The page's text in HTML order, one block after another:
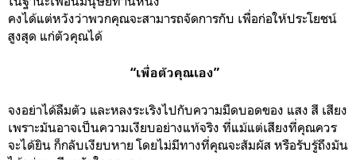
คงได้แต่หวังว่าพวกคุณจะสามารถจัดการกับ เพื่อก่อให้ประโยชน์
สูงสุด แก่ตัวคุณได้
“เพื่อตัวคุณเอง”
จงอย่าได้ลืมตัว และหลงระเริงไปกับความมืดบอดของ แสง สี เสียง
เพราะมันอาจเป็นความเงียบอย่างแท้จริง ที่แม้แต่เสียงที่คุณควร
จะได้ยิน ก็กลับเงียบหาย โดยไม่มีทางที่คุณจะสัมผัส หรือรับรู้ถึงมัน